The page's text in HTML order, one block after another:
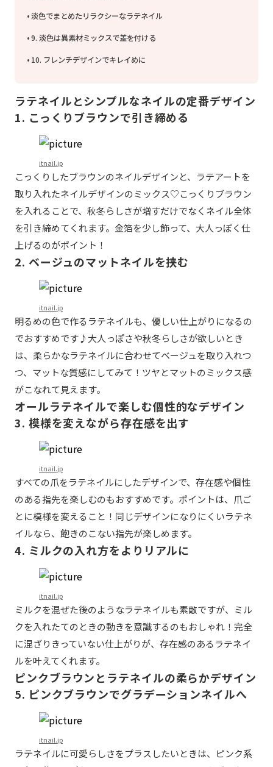
淡色でまとめたリラクシーなラテネイル
9. 淡色は異素材ミックスで差を付ける
10. フレンチデザインでキレイめに
ラテネイルとシンプルなネイルの定番デザイン
1. こっくりブラウンで引き締める
itnail.jp
こっくりしたブラウンのネイルデザインと、ラテアートを
取り入れたネイルデザインのミックス♡こっくりブラウン
を入れることで、秋冬らしさが増すだけでなくネイル全体
を引き締めてくれます。金箔を少し飾って、大人っぽく仕
上げるのがポイント！
2. ベージュのマットネイルを挟む
itnail.jp
明るめの色で作るラテネイルも、優しい仕上がりになるの
でおすすめです♪大人っぽさや秋冬らしさが欲しいとき
は、柔らかなラテネイルに合わせてベージュを取り入れつ
つ、マットな質感にしてみて！ツヤとマットのミックス感
がこなれて見えます。
オールラテネイルで楽しむ個性的なデザイン
3. 模様を変えながら存在感を出す
itnail.jp
すべての爪をラテネイルにしたデザインで、存在感や個性
のある指先を楽しむのもおすすめです。ポイントは、爪ご
とに模様を変えること！同じデザインになりにくいラテネ
イルなら、飽きのこない指先が楽しめます。
4. ミルクの入れ方をよりリアルに
itnail.jp
ミルクを混ぜた後のようなラテネイルも素敵ですが、ミル
クを入れたてのときの動きを意識するのもおしゃれ！完全
に混ざりきっていない仕上がりが、存在感のあるラテネイ
ルを叶えてくれます。
ピンクブラウンとラテネイルの柔らかデザイン
5. ピンクブラウンでグラデーションネイルへ
itnail.jp
ラテネイルに可愛らしさをプラスしたいときは、ピンク系